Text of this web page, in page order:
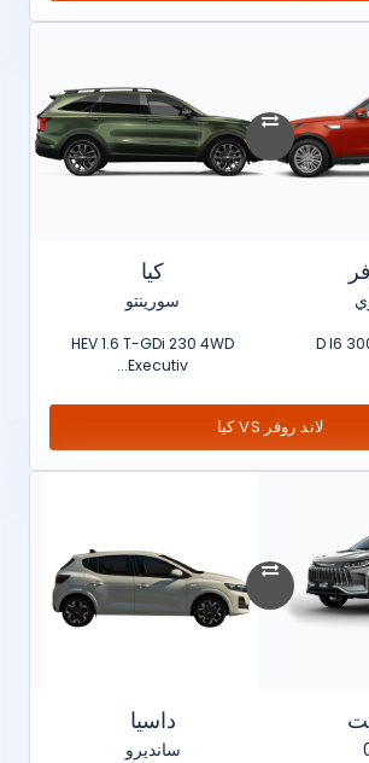
كيا
سورينتو
HEV 1.6 T-GDi 230 4WD
Executiv...
لاند روفر VS كيا
داسيا
سانديرو